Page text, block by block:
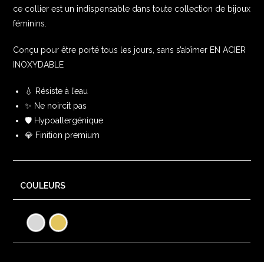
ce collier est un indispensable dans toute collection de bijoux
féminins.
Conçu pour être porté tous les jours, sans s’abîmer EN ACIER
INOXYDABLE
💧 Résiste à l’eau
✨ Ne noircit pas
🛡️ Hypoallergénique
💎 Finition premium
COULEURS